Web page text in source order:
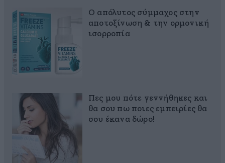
Ο απόλυτος σύμμαχος στην
αποτοξίνωση & την ορμονική
ισορροπία
Πες μου πότε γεννήθηκες και
θα σου πω ποιες εμπειρίες θα
σου έκανα δώρο!